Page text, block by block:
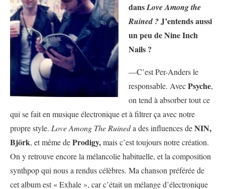
dansLove Among the
Ruined ?J’entends aussi
un peu de Nine Inch
Nails ?
—C’est Per-Anders le
responsable. AvecPsyche,
on tend à absorber tout ce
qui se fait en musique électronique et à filtrer ça avec notre
propre style. Love Among The Ruineda des influences deNIN,
Björk, et même deProdigy,mais c’est toujours notre création.
On y retrouve encore la mélancolie habituelle, et la composition
synthpop qui nous a rendus célèbres. Ma chanson préférée de
cet album est « Exhale », car c’était un mélange d’électronique